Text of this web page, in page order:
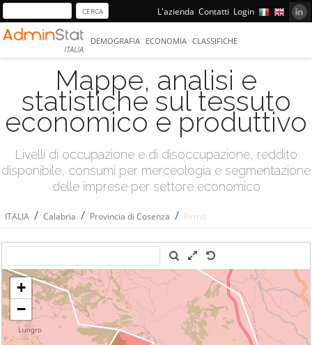
L'azienda Contatti Login
ITALIA
DEMOGRAFIA ECONOMIA CLASSIFICHE
Mappe, analisi e
statistiche sul tessuto
economico e produttivo
Livelli di occupazione e di disoccupazione, reddito
disponibile, consumi per merceologia e segmentazione
delle imprese per settore economico
ITALIA / Calabria / Provincia di Cosenza / Firmo